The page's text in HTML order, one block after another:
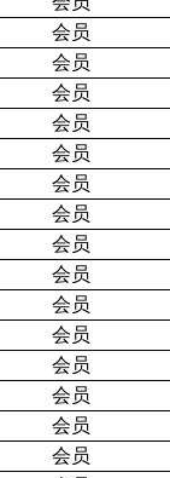
会员
会员
会员
会员
会员
会员
会员
会员
会员
会员
会员
会员
会员
会员
会员